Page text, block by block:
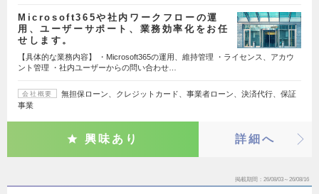
Microsoft365や社内ワークフローの運
用、ユーザーサポート、業務効率化をお任
せします。
【具体的な業務内容】 ・Microsoft365の運用、維持管理 ・ライセンス、アカウ
ント管理 ・社内ユーザーからの問い合わせ…
会社概要
無担保ローン、クレジットカード、事業者ローン、決済代行、保証
事業
興味あり 詳細へ
掲載期間 26/08/03～26/08/16